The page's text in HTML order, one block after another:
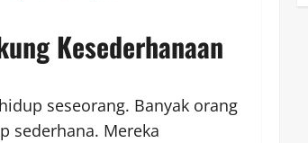
Kesederhanaan
seseorang. Banyak orang
sederhana. Mereka